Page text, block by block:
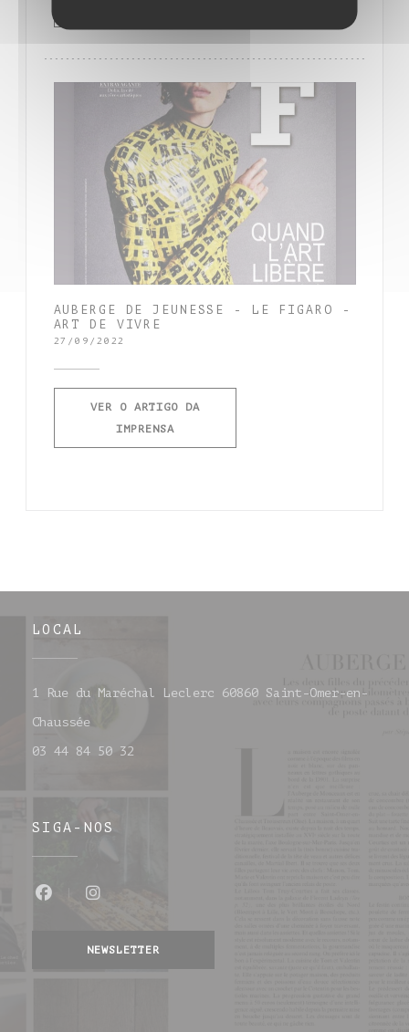
AUBERGE DE JEUNESSE - LE FIGARO -
ART DE VIVRE
27/09/2022
VER O ARTIGO DA
IMPRENSA((ABRE NUMA NOVA JANELA))
LOCAL
1 Rue du Maréchal Leclerc 60860 Saint-Omer-en-
Chaussée((abre numa nova janela))
03 44 84 50 32
SIGA-NOS
NEWSLETTER